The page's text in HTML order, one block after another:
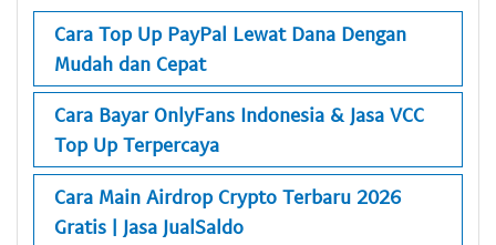
Cara Top Up PayPal Lewat Dana Dengan
Mudah dan Cepat
Cara Bayar OnlyFans Indonesia & Jasa VCC
Top Up Terpercaya
Cara Main Airdrop Crypto Terbaru 2026
Gratis | Jasa JualSaldo